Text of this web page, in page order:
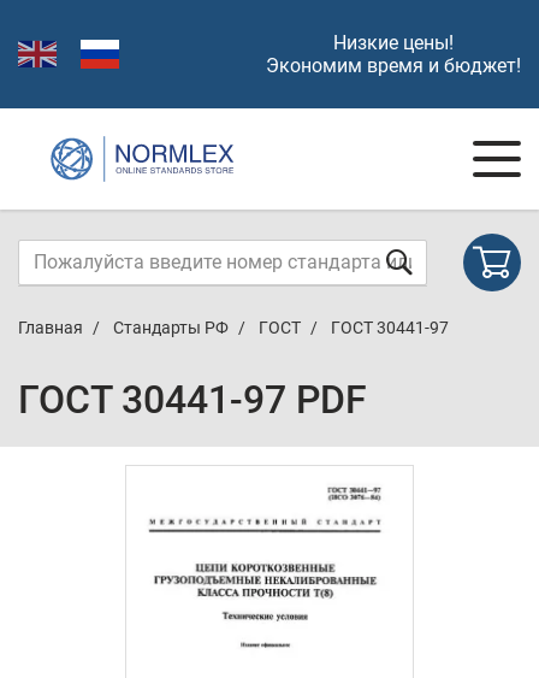
Низкие цены!
Экономим время и бюджет!
Главная Стандарты РФ ГОСТ ГОСТ 30441-97
ГОСТ 30441-97 PDF